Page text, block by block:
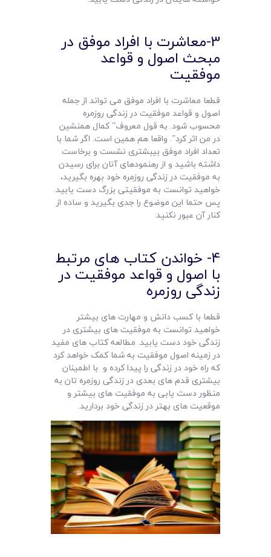
3-معاشرت با افراد موفق در
مبحث اصول و قواعد
موفقیت
قطعا معاشرت با افراد موفق می تواند از جمله
اصول و قواعد موفقیت در زندگی روزمره
محسوب شود. به قول معروف” کمال همنشین
در من اثر کرد”. واقعا هم همین است. اگر شما با
تعداد افراد موفق بیبشتری نشست و برخاست
داشته باشید و از رهنمودهای آنان برای رسیدن
به موفقیت در زندگی روزمره خود بهره بگیرید،
خواهید توانست به موفقیتی بزرگ دست یابید.
پس حتما این موضوع را جدی بگیرید و ساده از
کنار آن عبور نکنید.
4- خواندن کتاب های مرتبط
با اصول و قواعد موفقیت در
زندگی روزمره
قطعا با کسب دانش و مهارت های بیشتر
خواهید توانست به موفقیت های بیشتری در
زندگی خود دست یابید. مطالعه کتاب های مفید
در زمینه اصول موفقیت به شما کمک خواهد کرد
که راه خود در زندگی را پیدا کرده و با اطمینان
بیشتری قدم های بعدی در زندگی روزمره تان به
منظور دست یابی به موفقیت های بیشتر و
موقعیت های بهتر در زندگی خود بردارید.